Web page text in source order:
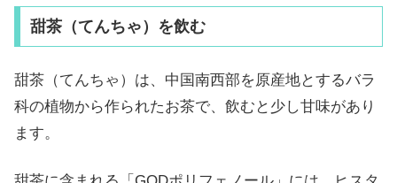
甜茶（てんちゃ）を飲む
甜茶（てんちゃ）は、中国南西部を原産地とするバラ
科の植物から作られたお茶で、飲むと少し甘味があり
ます。